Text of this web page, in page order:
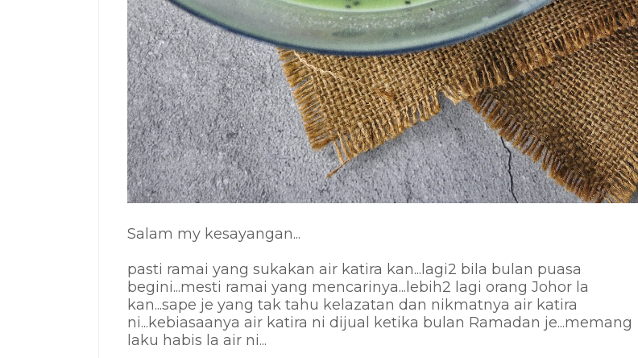
Salam my kesayangan...
pasti ramai yang sukakan air katira kan...lagi2 bila bulan puasa
begini...mesti ramai yang mencarinya...lebih2 lagi orang Johor la
kan...sape je yang tak tahu kelazatan dan nikmatnya air katira
ni...kebiasaanya air katira ni dijual ketika bulan Ramadan je...memang
laku habis la air ni...